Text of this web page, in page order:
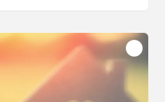
Eyvigues, de ses
et à 20 minutes de Sarlat-la-
idéalement à un projet
L'intérieur s'articule
entrée avec